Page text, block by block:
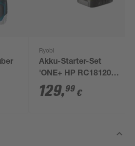
Ryobi
Akku-Starter-Set
'ONE+ HP RC18120-
150X' 18 V 5,0 Ah mit
Akku und Ladegerät
129,99 €